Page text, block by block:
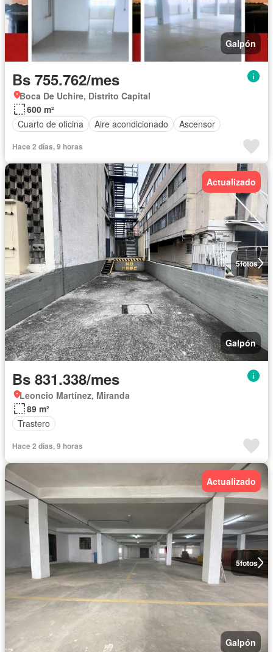
Galpón
Bs 755.762/mes
Boca De Uchire, Distrito Capital
600 m²
Cuarto de oficina
Aire acondicionado Ascensor
Hace 2 días, 9 horas
5fotos
Actualizado
Galpón
Bs 831.338/mes
Leoncio Martínez, Miranda
89 m²
Trastero
Hace 2 días, 9 horas
5fotos
Actualizado
Galpón